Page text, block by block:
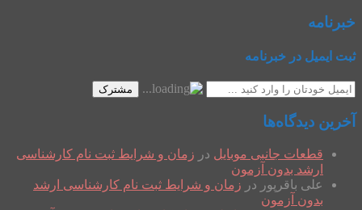
خبرنامه
ثبت ایمیل در خبرنامه
مشترک
آخرین دیدگاه‌ها
قطعات جانبی موبایل در زمان و شرایط ثبت نام کارشناسی
ارشد بدون آزمون
علی باقرپور در زمان و شرایط ثبت نام کارشناسی ارشد
بدون آزمون